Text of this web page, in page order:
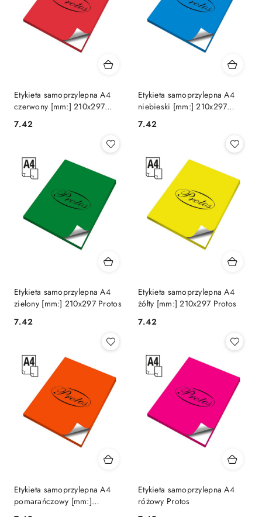
Etykieta samoprzylepna A4
czerwony [mm:] 210x297
Protos
Cena:
7.42
Etykieta samoprzylepna A4
niebieski [mm:] 210x297
Protos
Cena:
7.42
Etykieta samoprzylepna A4
zielony [mm:] 210x297 Protos
Cena:
7.42
Etykieta samoprzylepna A4
żółty [mm:] 210x297 Protos
Cena:
7.42
Etykieta samoprzylepna A4
pomarańczowy [mm:]
Etykieta samoprzylepna A4
różowy Protos